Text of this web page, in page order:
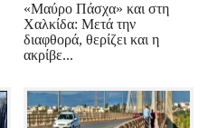
«Μαύρο Πάσχα» και στη
Χαλκίδα: Μετά την
διαφθορά, θερίζει και η
ακρίβε...